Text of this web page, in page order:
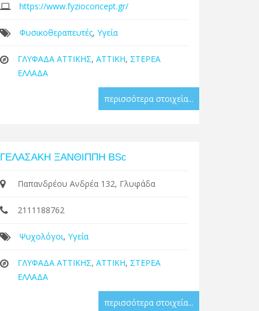
https://www.fyzioconcept.gr/
Φυσικοθεραπευτές, Υγεία
ΓΛΥΦΑΔΑ ΑΤΤΙΚΗΣ, ΑΤΤΙΚΗ, ΣΤΕΡΕΑ
ΕΛΛΑΔΑ
περισσότερα στοιχεία...
ΓΕΛΑΣΑΚΗ ΞΑΝΘΙΠΠΗ BSc
Παπανδρέου Ανδρέα 132, Γλυφάδα
2111188762
Ψυχολόγοι, Υγεία
ΓΛΥΦΑΔΑ ΑΤΤΙΚΗΣ, ΑΤΤΙΚΗ, ΣΤΕΡΕΑ
ΕΛΛΑΔΑ
περισσότερα στοιχεία...